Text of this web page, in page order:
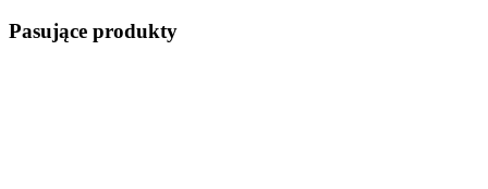
Pasujące produkty